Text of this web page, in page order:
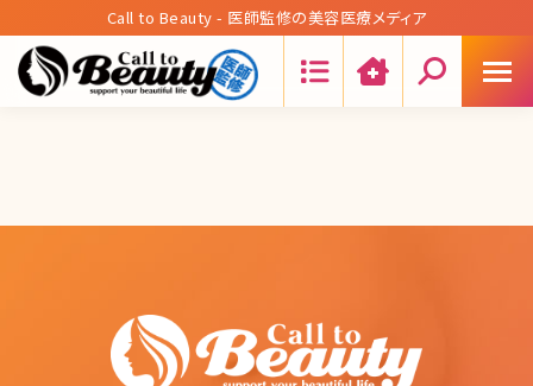
Call to Beauty - 医師監修の美容医療メディア